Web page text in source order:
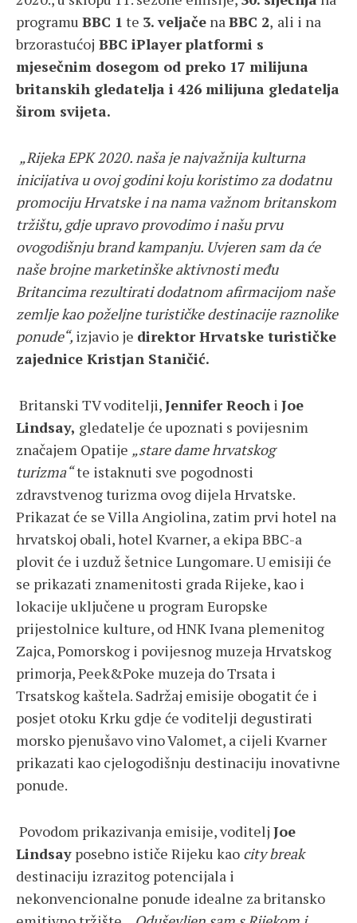
programu BBC 1 te 3. veljače naBBC 2, ali i na
brzorastućoj BBC iPlayer platformi s
mjesečnim dosegom od preko 17 milijuna
britanskih gledatelja i 426 milijuna gledatelja
širom svijeta.
„Rijeka EPK 2020. naša je najvažnija kulturna
inicijativa u ovoj godini koju koristimo za dodatnu
promociju Hrvatske i na nama važnom britanskom
tržištu, gdje upravo provodimo i našu prvu
ovogodišnju brand kampanju. Uvjeren sam da će
naše brojne marketinške aktivnosti među
Britancima rezultirati dodatnom afirmacijom naše
zemlje kao poželjne turističke destinacije raznolike
ponude“, izjavio je direktor Hrvatske turističke
zajednice Kristjan Staničić.
Britanski TV voditelji,Jennifer Reoch i Joe
Lindsay, gledatelje će upoznati s povijesnim
značajem Opatije „stare dame hrvatskog
turizma“te istaknuti sve pogodnosti
zdravstvenog turizma ovog dijela Hrvatske.
Prikazat će se Villa Angiolina, zatim prvi hotel na
hrvatskoj obali, hotel Kvarner, a ekipa BBC-a
plovit će i uzduž šetnice Lungomare. U emisiji će
se prikazati znamenitosti grada Rijeke, kao i
lokacije uključene u program Europske
prijestolnice kulture, od HNK Ivana plemenitog
Zajca, Pomorskog i povijesnog muzeja Hrvatskog
primorja, Peek&Poke muzeja do Trsata i
Trsatskog kaštela. Sadržaj emisije obogatit će i
posjet otoku Krku gdje će voditelji degustirati
morsko pjenušavo vino Valomet, a cijeli Kvarner
prikazati kao cjelogodišnju destinaciju inovativne
ponude.
Povodom prikazivanja emisije, voditelj Joe
Lindsay posebno ističe Rijeku kao city break
destinaciju izrazitog potencijala i
nekonvencionalne ponude idealne za britansko